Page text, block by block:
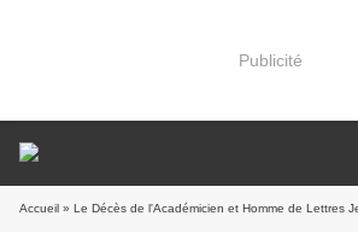
Publicité
Accueil » Le Décès de l'Académicien et Homme de Lettres